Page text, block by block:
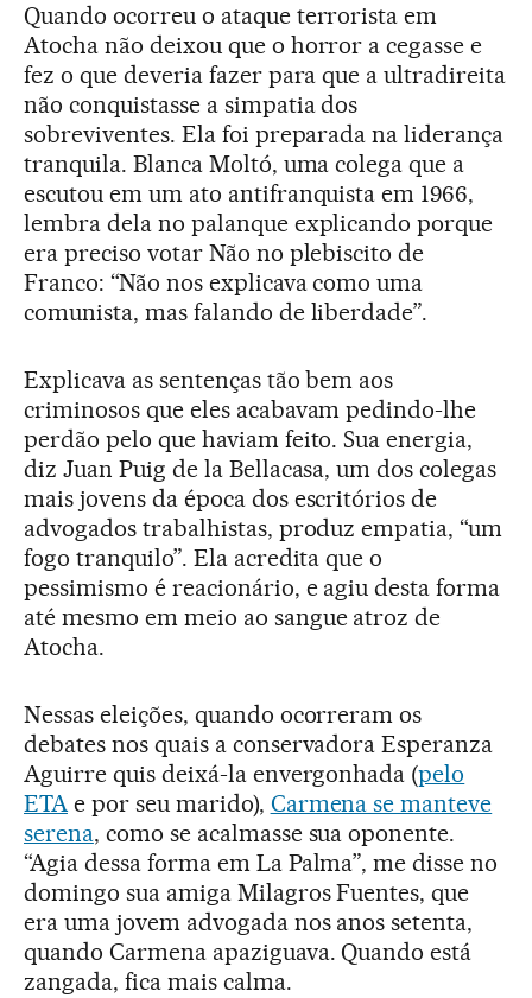
Quando ocorreu o ataque terrorista em
Atocha não deixou que o horror a cegasse e
fez o que deveria fazer para que a ultradireita
não conquistasse a simpatia dos
sobreviventes. Ela foi preparada na liderança
tranquila. Blanca Moltó, uma colega que a
escutou em um ato antifranquista em 1966,
lembra dela no palanque explicando porque
era preciso votar Não no plebiscito de
Franco: “Não nos explicava como uma
comunista, mas falando de liberdade”.
Explicava as sentenças tão bem aos
criminosos que eles acabavam pedindo-lhe
perdão pelo que haviam feito. Sua energia,
diz Juan Puig de la Bellacasa, um dos colegas
mais jovens da época dos escritórios de
advogados trabalhistas, produz empatia, “um
fogo tranquilo”. Ela acredita que o
pessimismo é reacionário, e agiu desta forma
até mesmo em meio ao sangue atroz de
Atocha.
Nessas eleições, quando ocorreram os
debates nos quais a conservadora Esperanza
Aguirre quis deixá-la envergonhada (pelo
ETAe por seu marido), Carmena se manteve
serena, como se acalmasse sua oponente.
“Agia dessa forma em La Palma”, me disse no
domingo sua amiga Milagros Fuentes, que
era uma jovem advogada nos anos setenta,
quando Carmena apaziguava. Quando está
zangada, fica mais calma.